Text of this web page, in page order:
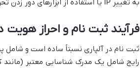
به تغییر IP یا استفاده از ابزارهای دور زدن تحریم، مستقیماً در این بروکرها ثبت نام کرده و فعالیت کنند.
فرآیند ثبت نام و احراز هویت
ثبت نام در آلپاری نسبتاً ساده است و
رایج شامل یک مدرک شناسایی معتبر